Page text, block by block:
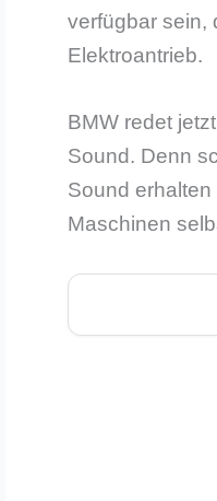
verfügbar sein,
Elektroantrieb.
BMW redet
Sound. Denn
Sound
Maschinen